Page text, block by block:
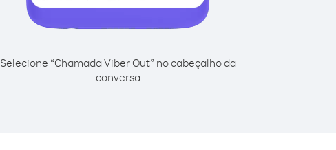
Selecione “Chamada Viber Out” no cabeçalho da
conversa